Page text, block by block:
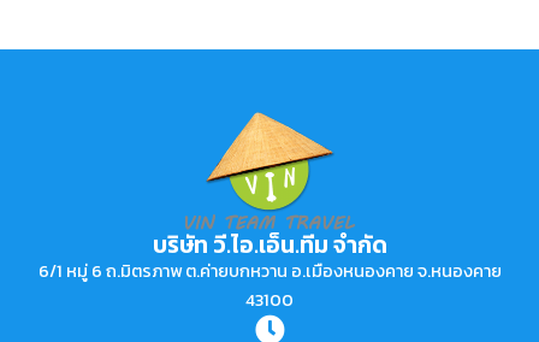
บริษัท วี.ไอ.เอ็น.ทีม จำกัด
6/1 หมู่ 6 ถ.มิตรภาพ ต.ค่ายบกหวาน อ.เมืองหนองคาย จ.หนองคาย
43100